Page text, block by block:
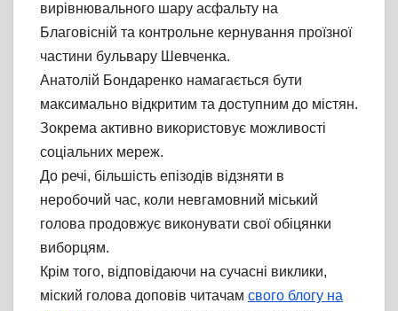
вирівнювального шару асфальту на
Благовісній та контрольне кернування проїзної
частини бульвару Шевченка.
Анатолій Бондаренко намагається бути
максимально відкритим та доступним до містян.
Зокрема активно використовує можливості
соціальних мереж.
До речі, більшість епізодів відзняти в
неробочий час, коли невгамовний міський
голова продовжує виконувати свої обіцянки
виборцям.
Крім того, відповідаючи на сучасні виклики,
міский голова доповів читачам свого блогу на